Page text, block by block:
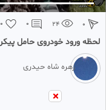
0 0 24 0
لحظه ورود خودروی حامل
برترین‌ها: لحظه ورود
میان مردم عزادار را در ادامه
زهره شاه حیدری